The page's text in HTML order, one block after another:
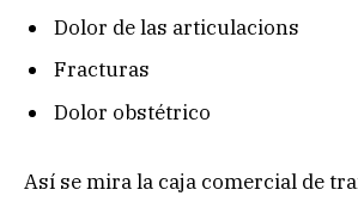
Dolor de las articulacions
Fracturas
Dolor obstétrico
Así se mira la caja comercial de